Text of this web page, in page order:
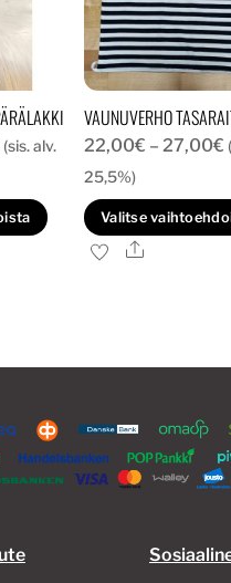
sivulla.
Hintaluokka:
-
32,00€
(sis. alv.
Tällä
tuotteella
Voit
valinnat
tuotteen
sivulla.
VAUNUVERHO
22,00€ – 27,00€
-
25,5%)
Valitse
Ale